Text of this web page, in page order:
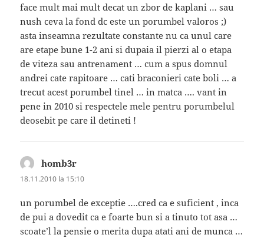
face mult mai mult decat un zbor de kaplani … sau
nush ceva la fond dc este un porumbel valoros ;)
asta inseamna rezultate constante nu ca unul care
are etape bune 1-2 ani si dupaia il pierzi al o etapa
de viteza sau antrenament … cum a spus domnul
andrei cate rapitoare … cati braconieri cate boli … a
trecut acest porumbel tinel … in matca …. vant in
pene in 2010 si respectele mele pentru porumbelul
deosebit pe care il detineti !
homb3r
18.11.2010 la 15:10
un porumbel de exceptie ….cred ca e suficient , inca
de pui a dovedit ca e foarte bun si a tinuto tot asa …
scoate’l la pensie o merita dupa atati ani de munca …